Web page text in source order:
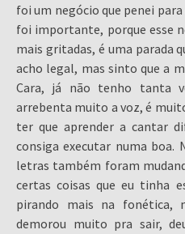
foi um negócio que penei
foi importante, porque esse
mais gritadas, é uma parada
acho legal, mas sinto que a
Cara, já não tenho tanta
arrebenta muito a voz, é
ter que aprender a cantar
consiga executar numa boa.
letras também foram
certas coisas que eu tinha
pirando mais na fonética,
demorou muito pra sair,